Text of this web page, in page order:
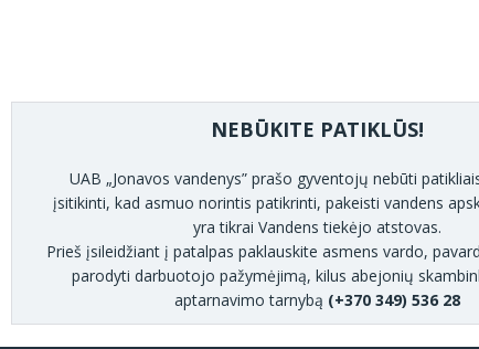
NEBŪKITE PATIKLŪS!
UAB „Jonavos vandenys” prašo gyventojų nebūti
įsitikinti, kad asmuo norintis patikrinti, pakeisti vandens
yra tikrai Vandens tiekėjo atstovas.
Prieš įsileidžiant į patalpas paklauskite asmens vardo,
parodyti darbuotojo pažymėjimą, kilus abejonių
aptarnavimo tarnybą (+370 349) 536 28